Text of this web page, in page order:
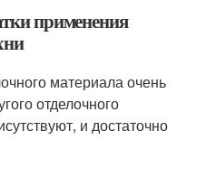
применения
материала очень
отделочного
и достаточно